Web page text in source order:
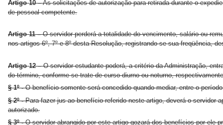
Artigo 10 –As solicitações de autorização para retirada durante o
de pessoal competente.
Artigo 11 –O servidor perderá a totalidade do vencimento, salário ou
nos artigos 6º, 7º e 8º desta Resolução, registrando-se sua freqüência,
Artigo 12 –O servidor-estudante poderá, a critério da Administração,
do término, conforme se trate de curso diurno ou noturno,
§ 1º -O benefício somente será concedido quando mediar, entre o
§ 2º -Para fazer jus ao benefício referido neste artigo, deverá o servidor
autorizado.
§ 3º -O servidor abrangido por este artigo gozará dos benefícios por ele